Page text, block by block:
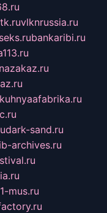
vlknrussia.ru
bankaribi.ru
dark-sand.ru
archives.ru
1-mus.ru